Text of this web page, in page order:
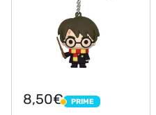
8,50€ PRIME
PRIME